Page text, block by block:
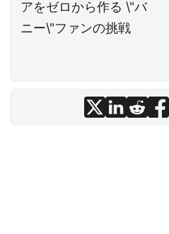
アをゼロから作る \"バ
ニー\"ファンの挑戦